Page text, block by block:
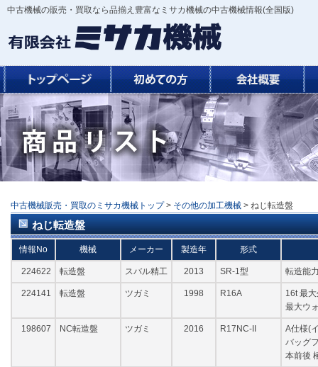
中古機械の販売・買取なら品揃え豊富なミサカ機械の中古機械情報(全国版)
中古機械販売・買取のミサカ機械トップ > その他の加工機械 > ねじ転造盤
ねじ転造盤
情報No 機械 メーカー 製造年 形式
224622 転造盤 スバル精工 2013 SR-1型 転造能
224141 転造盤 ツガミ 1998 R16A
16t 最
最大ウ
198607 NC転造盤 ツガミ 2016 R17NC-II
A仕様(
バッグ
本前後